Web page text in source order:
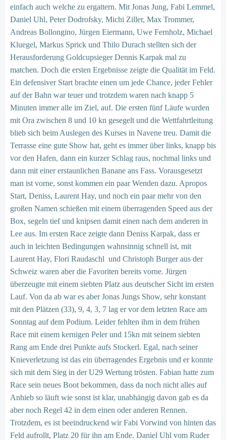
einfach auch welche zu ergattern. Mit Jonas Jung, Fabi Lemmel,
Daniel Uhl, Peter Dodrofsky, Michi Ziller, Max Trommer,
Andreas Bollongino, Jürgen Eiermann, Uwe Fernholz, Michael
Kluegel, Markus Sprick und Thilo Durach stellten sich der
Herausforderung Goldcupsieger Dennis Karpak mal zu
matchen. Doch die ersten Ergebnisse zeigte die Qualität im Feld.
Ein defensiver Start brachte einen um jede Chance, jeder Fehler
auf der Bahn war teuer und trotzdem waren nach knapp 5
Minuten immer alle im Ziel, auf. Die ersten fünf Läufe wurden
mit Ora zwischen 8 und 10 kn gesegelt und die Wettfahrtleitung
blieb sich beim Auslegen des Kurses in Navene treu. Damit die
Terrasse eine gute Show hat, geht es immer über links, knapp bis
vor den Hafen, dann ein kurzer Schlag raus, nochmal links und
dann mit einer erstaunlichen Banane ans Fass. Vorausgesetzt
man ist vorne, sonst kommen ein paar Wenden dazu. Apropos
Start, Deniss, Laurent Hay, und noch ein paar mehr von den
großen Namen schießen mit einem überragenden Speed aus der
Box, segeln tief und knipsen damit einen nach dem anderen in
Lee aus. Im ersten Race zeigte dann Deniss Karpak, dass er
auch in leichten Bedingungen wahnsinnig schnell ist, mit
Laurent Hay, Flori Raudaschl und Christoph Burger aus der
Schweiz waren aber die Favoriten bereits vorne. Jürgen
überzeugte mit einem siebten Platz aus deutscher Sicht im ersten
Lauf. Von da ab war es aber Jonas Jungs Show, sehr konstant
mit den Plätzen (33), 9, 4, 3, 7 lag er vor dem letzten Race am
Sonntag auf dem Podium. Leider fehlten ihm in dem frühen
Race mit einem kernigen Peler und 15kn mit seinem siebten
Rang am Ende drei Punkte aufs Stockerl. Egal, nach seiner
Knieverletzung ist das ein überragendes Ergebnis und er konnte
sich mit dem Sieg in der U29 Wertung trösten. Fabian hatte zum
Race sein neues Boot bekommen, dass da noch nicht alles auf
Anhieb so läuft wie sonst ist klar, unabhängig davon gab es da
aber noch Regel 42 in dem einen oder anderen Rennen.
Trotzdem, es ist beeindruckend wir Fabi Vorwind von hinten das
Feld aufrollt, Platz 20 für ihn am Ende. Daniel Uhl vom Ruder